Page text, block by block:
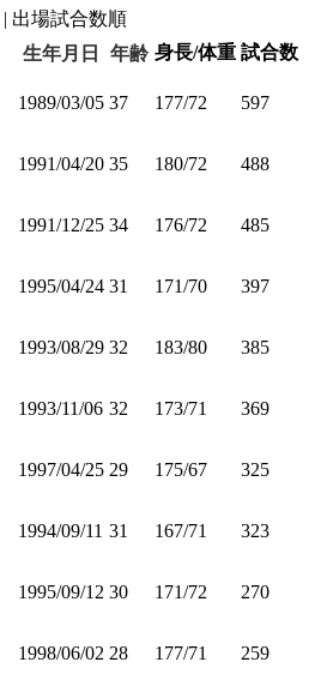
| 出場試合数順
生年月日 年齢 身長/体重 試合数
1989/03/05 37 177/72 597
1991/04/20 35 180/72 488
1991/12/25 34 176/72 485
1995/04/24 31 171/70 397
1993/08/29 32 183/80 385
1993/11/06 32 173/71 369
1997/04/25 29 175/67 325
1994/09/11 31 167/71 323
1995/09/12 30 171/72 270
1998/06/02 28 177/71 259